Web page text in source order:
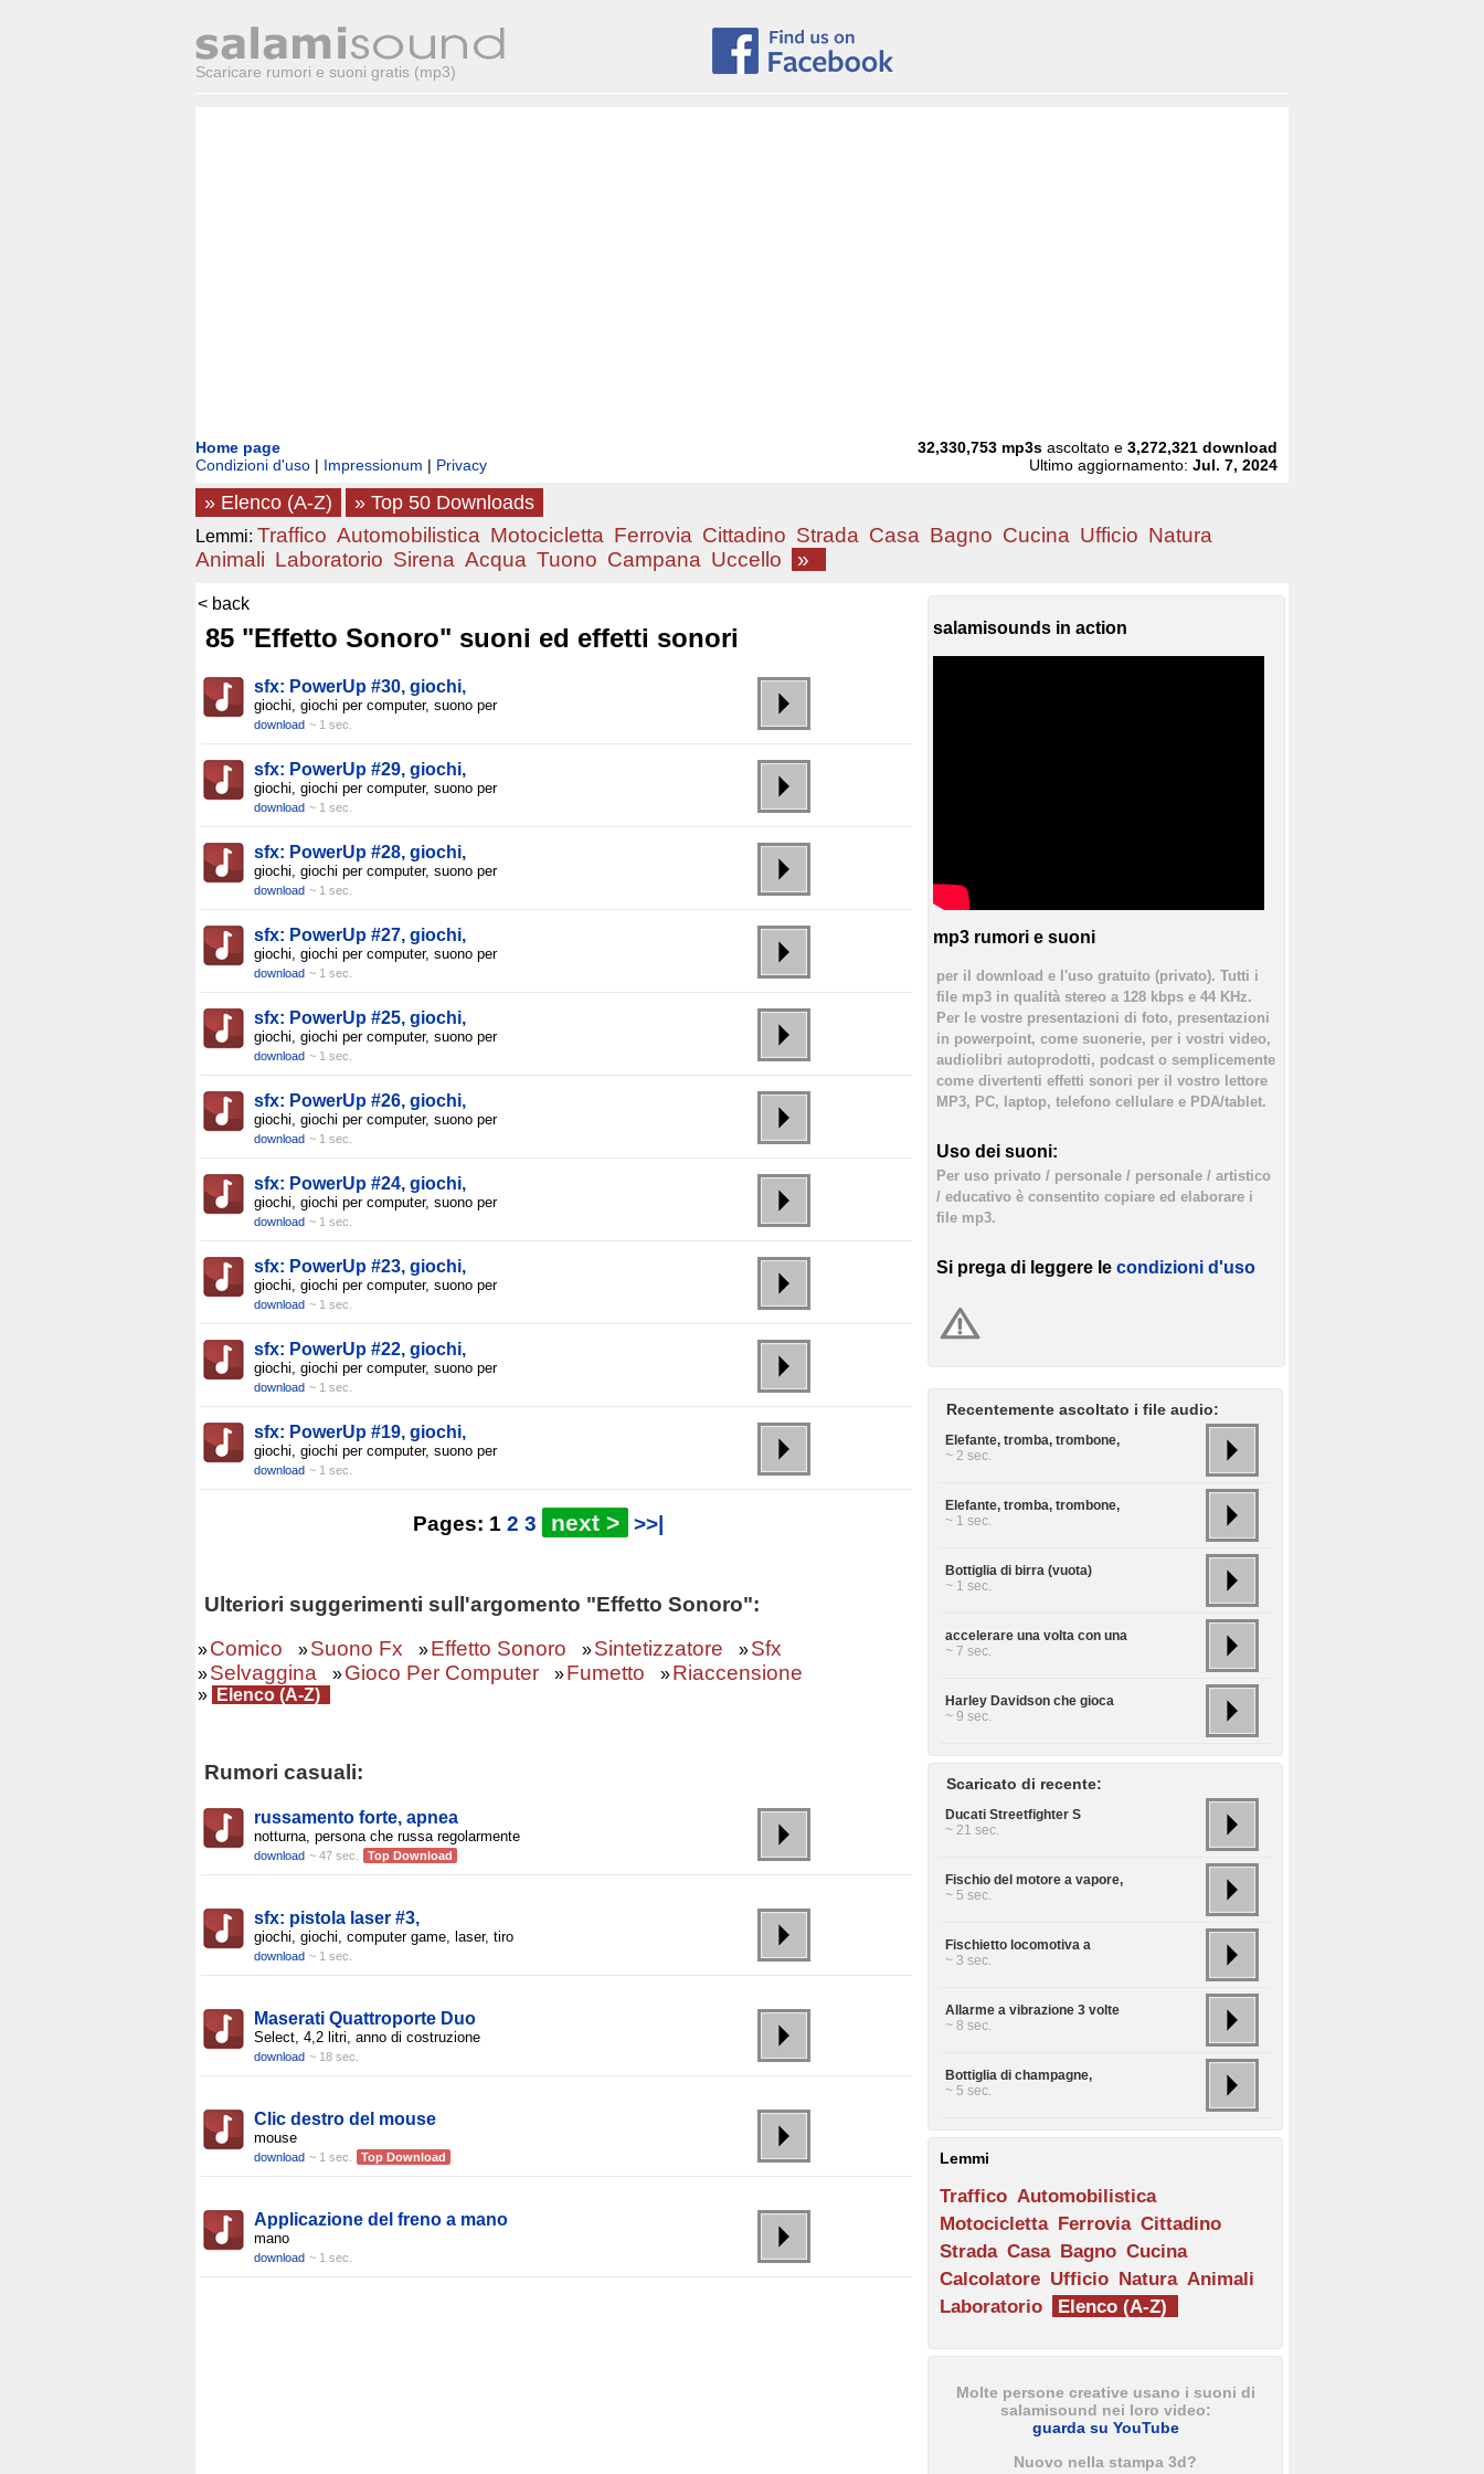
Scaricare rumori e suoni gratis (mp3)
Home page
Condizioni d'uso | Impressionum | Privacy
32,330,753 mp3s ascoltato e3,272,321 download
Ultimo aggiornamento:Jul. 7, 2024
» Elenco (A-Z) » Top 50 Downloads
Lemmi: Traffico Automobilistica Motocicletta Ferrovia Cittadino Strada Casa Bagno Cucina Ufficio Natura
Animali Laboratorio Sirena Acqua Tuono Campana Uccello »
< back
85 "Effetto Sonoro" suoni ed effetti sonori
sfx: PowerUp #30, giochi,
giochi, giochi per computer, suono per
download ~ 1 sec.
sfx: PowerUp #29, giochi,
giochi, giochi per computer, suono per
download ~ 1 sec.
sfx: PowerUp #28, giochi,
giochi, giochi per computer, suono per
download ~ 1 sec.
sfx: PowerUp #27, giochi,
giochi, giochi per computer, suono per
download ~ 1 sec.
sfx: PowerUp #25, giochi,
giochi, giochi per computer, suono per
download ~ 1 sec.
sfx: PowerUp #26, giochi,
giochi, giochi per computer, suono per
download ~ 1 sec.
sfx: PowerUp #24, giochi,
giochi, giochi per computer, suono per
download ~ 1 sec.
sfx: PowerUp #23, giochi,
giochi, giochi per computer, suono per
download ~ 1 sec.
sfx: PowerUp #22, giochi,
giochi, giochi per computer, suono per
download ~ 1 sec.
sfx: PowerUp #19, giochi,
giochi, giochi per computer, suono per
download ~ 1 sec.
Pages: 1 2 3 next > >>|
Ulteriori suggerimenti sull'argomento "Effetto Sonoro":
»Comico »Suono Fx »Effetto Sonoro »Sintetizzatore »Sfx
»Selvaggina »Gioco Per Computer »Fumetto »Riaccensione
» Elenco (A-Z)
Rumori casuali:
russamento forte, apnea
notturna, persona che russa regolarmente
download ~ 47 sec. Top Download
sfx: pistola laser #3,
giochi, giochi, computer game, laser, tiro
download ~ 1 sec.
Maserati Quattroporte Duo
Select, 4,2 litri, anno di costruzione
download ~ 18 sec.
Clic destro del mouse
mouse
download ~ 1 sec. Top Download
Applicazione del freno a mano
mano
download ~ 1 sec.
salamisounds in action
mp3 rumori e suoni
per il download e l'uso gratuito (privato). Tutti i
file mp3 in qualità stereo a 128 kbps e 44 KHz.
Per le vostre presentazioni di foto, presentazioni
in powerpoint, come suonerie, per i vostri video,
audiolibri autoprodotti, podcast o semplicemente
come divertenti effetti sonori per il vostro lettore
MP3, PC, laptop, telefono cellulare e PDA/tablet.
Uso dei suoni:
Per uso privato / personale / personale / artistico
/ educativo è consentito copiare ed elaborare i
file mp3.
Si prega di leggere le condizioni d'uso
Recentemente ascoltato i file audio:
Elefante, tromba, trombone,
~ 2 sec.
Elefante, tromba, trombone,
~ 1 sec.
Bottiglia di birra (vuota)
~ 1 sec.
accelerare una volta con una
~ 7 sec.
Harley Davidson che gioca
~ 9 sec.
Scaricato di recente:
Ducati Streetfighter S
~ 21 sec.
Fischio del motore a vapore,
~ 5 sec.
Fischietto locomotiva a
~ 3 sec.
Allarme a vibrazione 3 volte
~ 8 sec.
Bottiglia di champagne,
~ 5 sec.
Lemmi
Traffico Automobilistica
Motocicletta Ferrovia Cittadino
Strada Casa Bagno Cucina
Calcolatore Ufficio Natura Animali
Laboratorio
Elenco (A-Z)
Molte persone creative usano i suoni di
salamisound nei loro video:
guarda su YouTube
Nuovo nella stampa 3d?